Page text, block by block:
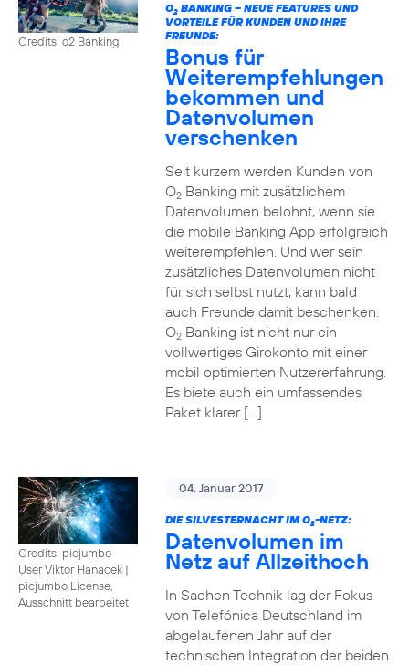
Credits: o2 Banking
O2BANKING – NEUE FEATURES UND
VORTEILE FÜR KUNDEN UND IHRE
FREUNDE:
Bonus für
Weiterempfehlungen
bekommen und
Datenvolumen
verschenken
Seit kurzem werden Kunden von
O2Banking mit zusätzlichem
Datenvolumen belohnt, wenn sie
die mobile Banking App erfolgreich
weiterempfehlen. Und wer sein
zusätzliches Datenvolumen nicht
für sich selbst nutzt, kann bald
auch Freunde damit beschenken.
O2Banking ist nicht nur ein
vollwertiges Girokonto mit einer
mobil optimierten Nutzererfahrung.
Es biete auch ein umfassendes
Paket klarer […]
Credits: picjumbo
User Viktor Hanacek |
picjumbo License,
Ausschnitt bearbeitet
04. Januar 2017
DIE SILVESTERNACHT IM O2-NETZ:
Datenvolumen im
Netz auf Allzeithoch
In Sachen Technik lag der Fokus
von Telefónica Deutschland im
abgelaufenen Jahr auf der
technischen Integration der beiden